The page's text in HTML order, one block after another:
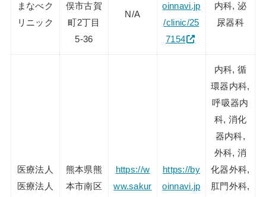
まなべク
リニック
俣市古賀
町2丁目
5-36
N/A
oinnavi.jp
/clinic/25
7154
内科, 泌
尿器科
医療法人
医療法人
熊本県熊
本市南区
https://w
ww.sakur
https://by
oinnavi.jp
内科, 循
環器内科,
呼吸器内
科, 消化
器内科,
外科, 消
化器外科,
肛門外科,